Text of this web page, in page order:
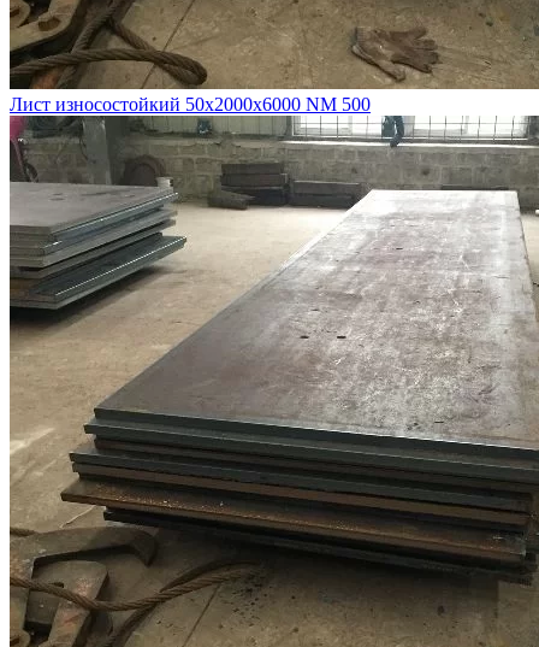
Лист износостойкий 50х2000х6000 NM 500